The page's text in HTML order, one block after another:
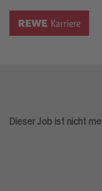
Dieser Job ist nicht